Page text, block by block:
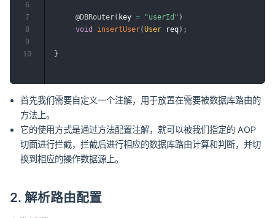
@DBRouter( key = "userId" )
void
insertUser(User req) ;
}
6
7
8
9
10
首先我们需要自定义一个注解，用于放置在需要被数据库路由的
方法上。
它的使用方式是通过方法配置注解，就可以被我们指定的 AOP
切面进行拦截，拦截后进行相应的数据库路由计算和判断，并切
换到相应的操作数据源上。
2. 解析路由配置